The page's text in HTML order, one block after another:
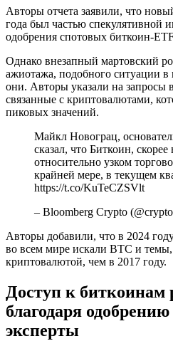
Авторы отчета заявили, что
года был частью спекулятивной
одобрения спотовых биткоин-
Однако внезапный мартовский
ажиотажа, подобного ситуации
они. Авторы указали на запросы
связанные с криптовалютами,
пиковых значений.
Майкл Новограц,
сказал, что Биткоин, скорее
относительно узком
крайней мере, в текущем
https://t.co/KuTeCZSVlt
– Bloomberg Crypto
Авторы добавили, что в 2024
во всем мире искали BTC и темы,
криптовалютой, чем в 2017 году.
Доступ к биткоинам
благодаря
эксперты